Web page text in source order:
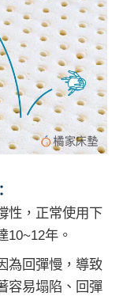
性，正常使用下
10~12年。
為回彈慢，導致
容易塌陷、回彈